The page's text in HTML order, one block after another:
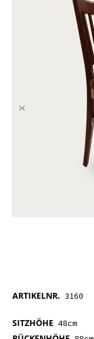
ARTIKELNR. 3160
SITZHÖHE 48cm